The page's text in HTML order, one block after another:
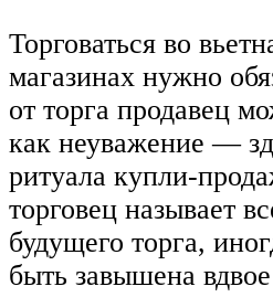
Торговаться во
магазинах нужно
от торга продавец
как неуважение —
ритуала купли-
торговец называет
будущего торга,
быть завышена